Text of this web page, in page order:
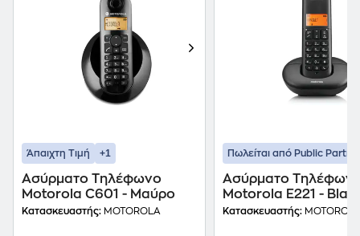
Άπαιχτη Τιμή +1
Aσύρματο Τηλέφωνο
Motorola C601 - Μαύρο
Κατασκευαστής: MOTOROLA
Πωλείται από Public
Ασύρματο
Motorola E221 -
Κατασκευαστής: